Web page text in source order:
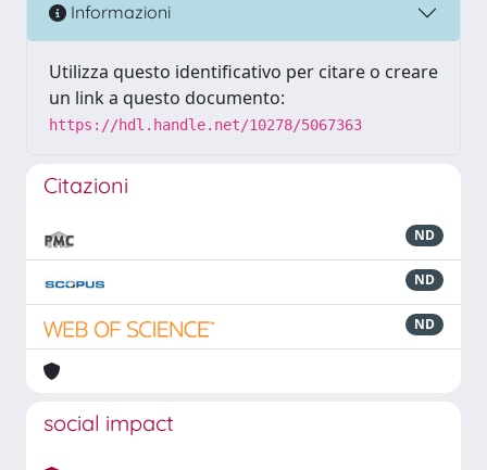
Informazioni
Utilizza questo identificativo per citare o creare
un link a questo documento:
https://hdl.handle.net/10278/5067363
Citazioni
ND
ND
ND
social impact